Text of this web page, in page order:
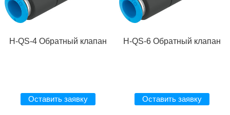
H-QS-4 Обратный клапан
Оставить заявку
H-QS-6 Обратный клапан
Оставить заявку